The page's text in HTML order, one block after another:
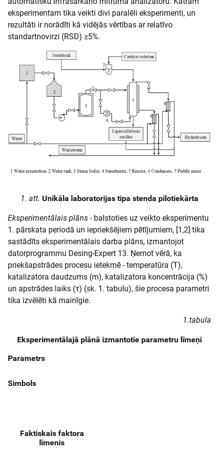
eksperimentam tika veikti divi paralēli eksperimenti, un
rezultāti ir norādīti kā vidējās vērtības ar relatīvo
standartnovirzi (RSD) ≥5%.
1. att. Unikāla laboratorijas tipa stenda pilotiekārta
Eksperimentālais plāns - balstoties uz veikto eksperimentu
1. pārskata periodā un iepriekšējiem pētījumiem, [1,2] tika
sastādīts eksperimentālais darba plāns, izmantojot
datorprogrammu Desing-Expert 13. Ņemot vērā, ka
priekšapstrādes procesu ietekmē - temperatūra (T),
katalizatora daudzums (m), katalizatora koncentrācija (%)
un apstrādes laiks (τ) (sk. 1. tabulu), šie procesa parametri
tika izvēlēti kā mainīgie.
1.tabula
Eksperimentālajā plānā izmantotie parametru līmeņi
Parametrs
Simbols
Faktiskais faktora
līmenis